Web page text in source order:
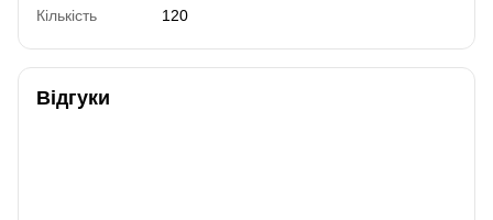
Кількість 120
Відгуки